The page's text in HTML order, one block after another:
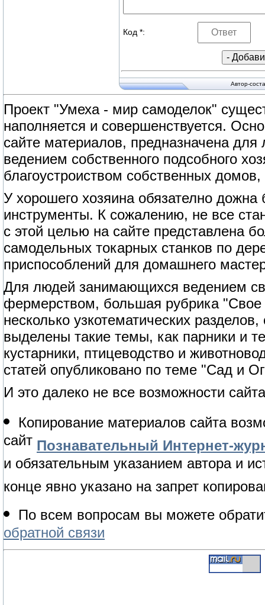
Код *:
Автор-
Проект "Умеха - мир самоделок"
наполняется и совершенствуется.
сайте материалов, предназначена
ведением собственного подсобного
благоустроиством собственных
У хорошего хозяина обязателно
инструменты. К сожалению, не все
с этой целью на сайте представлена
самодельных токарных станков по
приспособлений для домашнего
Для людей занимающихся ведением
фермерством, большая рубрика "Свое
несколько узкотематических
выделены такие темы, как парники и
кустарники, птицеводство и
статей опубликовано по теме "Сад и
И это далеко не все возможности
Копирование материалов сайта
сайт Познавательный Интернет-
и обязательным указанием автора и
конце явно указано на запрет
По всем вопросам вы можете
обратной связи